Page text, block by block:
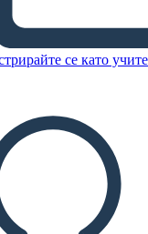
се като
Della